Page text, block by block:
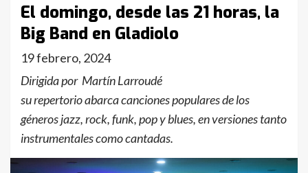
El domingo, desde las 21 horas, la
Big Band en Gladiolo
19 febrero, 2024
Dirigida por Martín Larroudé
su repertorio abarca canciones populares de los
géneros jazz, rock, funk, pop y blues, en versiones tanto
instrumentales como cantadas.